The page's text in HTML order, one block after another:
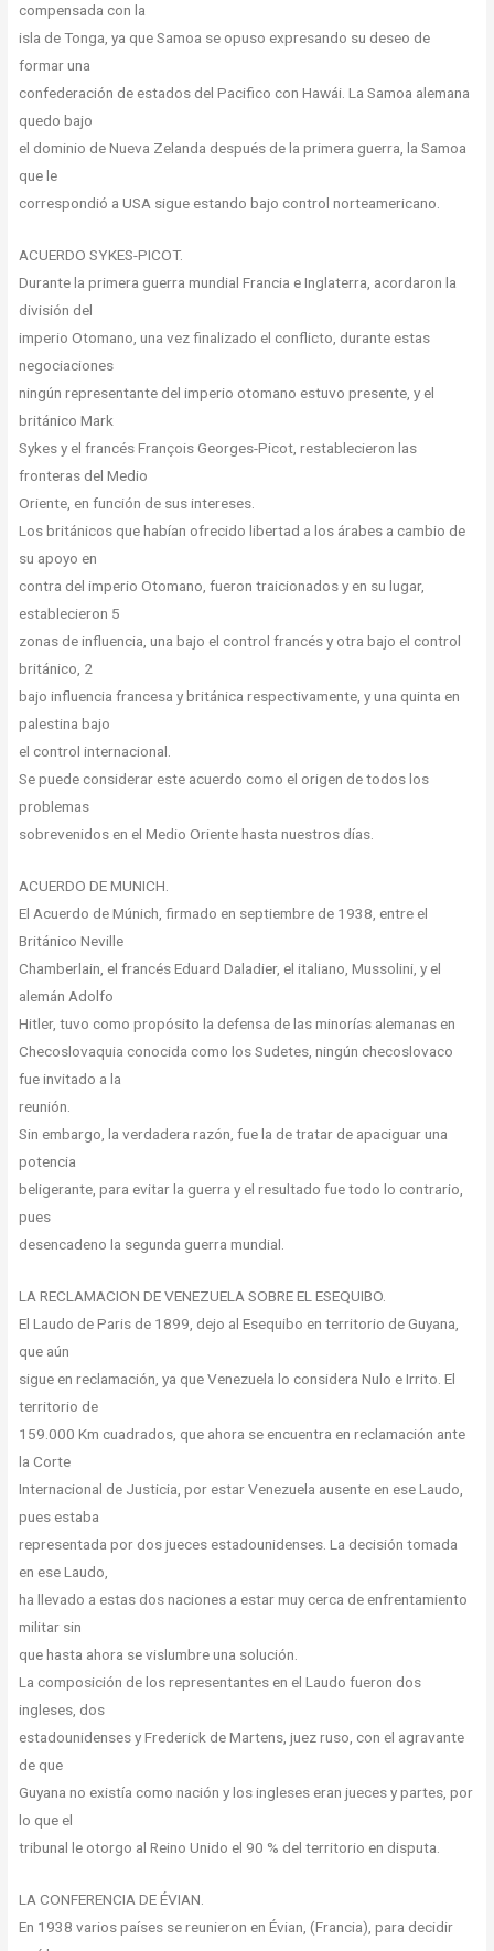
compensada con la
isla de Tonga, ya que Samoa se opuso expresando su deseo de
formar una
confederación de estados del Pacifico con Hawái. La Samoa alemana
quedo bajo
el dominio de Nueva Zelanda después de la primera guerra, la Samoa
que le
correspondió a USA sigue estando bajo control norteamericano.
ACUERDO SYKES-PICOT.
Durante la primera guerra mundial Francia e Inglaterra, acordaron la
división del
imperio Otomano, una vez finalizado el conflicto, durante estas
negociaciones
ningún representante del imperio otomano estuvo presente, y el
británico Mark
Sykes y el francés François Georges-Picot, restablecieron las
fronteras del Medio
Oriente, en función de sus intereses.
Los británicos que habían ofrecido libertad a los árabes a cambio de
su apoyo en
contra del imperio Otomano, fueron traicionados y en su lugar,
establecieron 5
zonas de influencia, una bajo el control francés y otra bajo el control
británico, 2
bajo influencia francesa y británica respectivamente, y una quinta en
palestina bajo
el control internacional.
Se puede considerar este acuerdo como el origen de todos los
problemas
sobrevenidos en el Medio Oriente hasta nuestros días.
ACUERDO DE MUNICH.
El Acuerdo de Múnich, firmado en septiembre de 1938, entre el
Británico Neville
Chamberlain, el francés Eduard Daladier, el italiano, Mussolini, y el
alemán Adolfo
Hitler, tuvo como propósito la defensa de las minorías alemanas en
Checoslovaquia conocida como los Sudetes, ningún checoslovaco
fue invitado a la
reunión.
Sin embargo, la verdadera razón, fue la de tratar de apaciguar una
potencia
beligerante, para evitar la guerra y el resultado fue todo lo contrario,
pues
desencadeno la segunda guerra mundial.
LA RECLAMACION DE VENEZUELA SOBRE EL ESEQUIBO.
El Laudo de Paris de 1899, dejo al Esequibo en territorio de Guyana,
que aún
sigue en reclamación, ya que Venezuela lo considera Nulo e Irrito. El
territorio de
159.000 Km cuadrados, que ahora se encuentra en reclamación ante
la Corte
Internacional de Justicia, por estar Venezuela ausente en ese Laudo,
pues estaba
representada por dos jueces estadounidenses. La decisión tomada
en ese Laudo,
ha llevado a estas dos naciones a estar muy cerca de enfrentamiento
militar sin
que hasta ahora se vislumbre una solución.
La composición de los representantes en el Laudo fueron dos
ingleses, dos
estadounidenses y Frederick de Martens, juez ruso, con el agravante
de que
Guyana no existía como nación y los ingleses eran jueces y partes, por
lo que el
tribunal le otorgo al Reino Unido el 90 % del territorio en disputa.
LA CONFERENCIA DE ÉVIAN.
En 1938 varios países se reunieron en Évian, (Francia), para decidir